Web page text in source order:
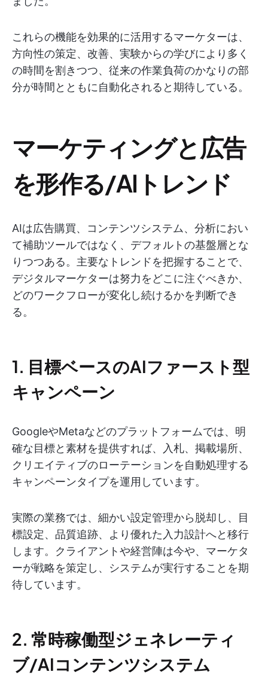
これらの機能を効果的に活用するマーケターは、
方向性の策定、改善、実験からの学びにより多く
の時間を割きつつ、従来の作業負荷のかなりの部
分が時間とともに自動化されると期待している。
マーケティングと広告
を形作る/AIトレンド
AIは広告購買、コンテンツシステム、分析におい
て補助ツールではなく、デフォルトの基盤層とな
りつつある。主要なトレンドを把握することで、
デジタルマーケターは努力をどこに注ぐべきか、
どのワークフローが変化し続けるかを判断でき
る。
1. 目標ベースのAIファースト型
キャンペーン
GoogleやMetaなどのプラットフォームでは、明
確な目標と素材を提供すれば、入札、掲載場所、
クリエイティブのローテーションを自動処理する
キャンペーンタイプを運用しています。
実際の業務では、細かい設定管理から脱却し、目
標設定、品質追跡、より優れた入力設計へと移行
します。クライアントや経営陣は今や、マーケタ
ーが戦略を策定し、システムが実行することを期
待しています。
2. 常時稼働型ジェネレーティ
ブ/AIコンテンツシステム